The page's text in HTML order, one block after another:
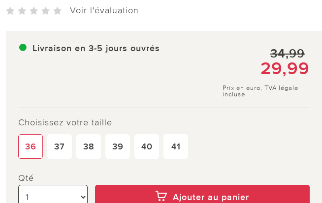
Voir l'évaluation
Livraison en 3-5 jours ouvrés 34,99
29,99
Prix en euro, TVA légale
incluse
Choisissez votre taille
36 37 38 39 40 41
Qté
Ajouter au panier